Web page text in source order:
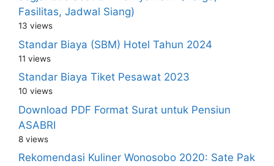
Fasilitas, Jadwal Siang)
13 views
Standar Biaya (SBM) Hotel Tahun 2024
11 views
Standar Biaya Tiket Pesawat 2023
10 views
Download PDF Format Surat untuk Pensiun
ASABRI
8 views
Rekomendasi Kuliner Wonosobo 2020: Sate Pak